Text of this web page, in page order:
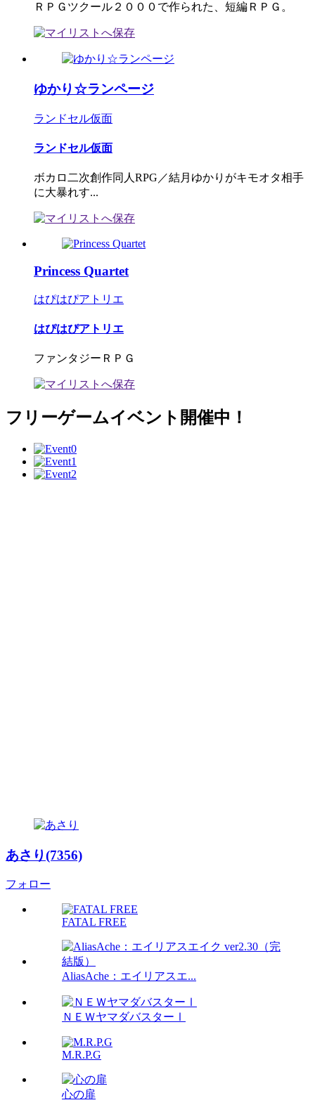
ＲＰＧツクール２０００で作られた、短編ＲＰＧ。
ゆかり☆ランページ
ランドセル仮面
ランドセル仮面
ボカロ二次創作同人RPG／結月ゆかりがキモオタ相手
に大暴れす...
Princess Quartet
はぴはぴアトリエ
はぴはぴアトリエ
ファンタジーＲＰＧ
フリーゲームイベント開催中！
あさり(7356)
フォロー
FATAL FREE
AliasAche：エイリアスエ...
ＮＥＷヤマダバスターⅠ
M.R.P.G
心の扉